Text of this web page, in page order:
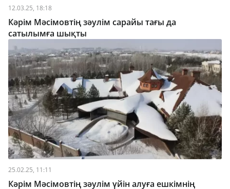
12.03.25, 18:18
Кәрім Мәсімовтің зәулім сарайы тағы да
сатылымға шықты
25.02.25, 11:11
Кәрім Мәсімовтің зәулім үйін алуға ешкімнің